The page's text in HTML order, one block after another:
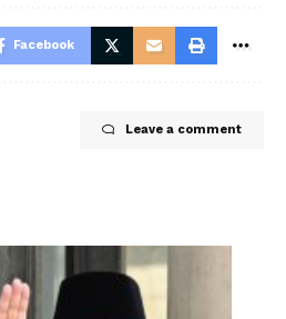
Facebook
Leave a comment